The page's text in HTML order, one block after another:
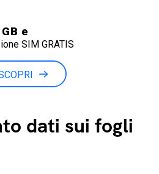
e
SIM GRATIS
dati sui fogli